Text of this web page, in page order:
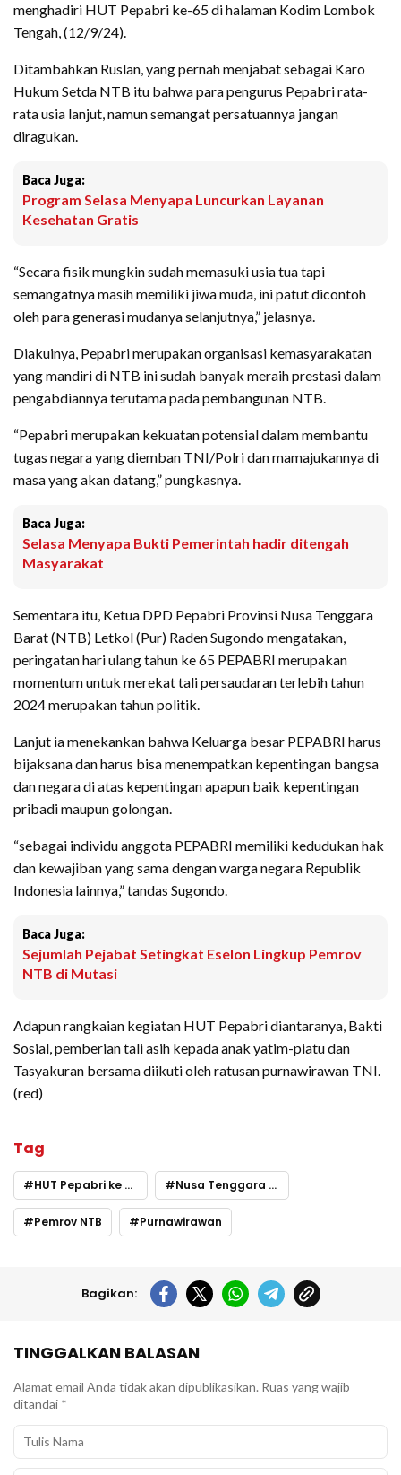
menghadiri HUT Pepabri ke-65 di halaman Kodim Lombok
Tengah, (12/9/24).
Ditambahkan Ruslan, yang pernah menjabat sebagai Karo
Hukum Setda NTB itu bahwa para pengurus Pepabri rata-
rata usia lanjut, namun semangat persatuannya jangan
diragukan.
Baca Juga:
Program Selasa Menyapa Luncurkan Layanan
Kesehatan Gratis
“Secara fisik mungkin sudah memasuki usia tua tapi
semangatnya masih memiliki jiwa muda, ini patut dicontoh
oleh para generasi mudanya selanjutnya,” jelasnya.
Diakuinya, Pepabri merupakan organisasi kemasyarakatan
yang mandiri di NTB ini sudah banyak meraih prestasi dalam
pengabdiannya terutama pada pembangunan NTB.
“Pepabri merupakan kekuatan potensial dalam membantu
tugas negara yang diemban TNI/Polri dan mamajukannya di
masa yang akan datang,” pungkasnya.
Baca Juga:
Selasa Menyapa Bukti Pemerintah hadir ditengah
Masyarakat
Sementara itu, Ketua DPD Pepabri Provinsi Nusa Tenggara
Barat (NTB) Letkol (Pur) Raden Sugondo mengatakan,
peringatan hari ulang tahun ke 65 PEPABRI merupakan
momentum untuk merekat tali persaudaran terlebih tahun
2024 merupakan tahun politik.
Lanjut ia menekankan bahwa Keluarga besar PEPABRI harus
bijaksana dan harus bisa menempatkan kepentingan bangsa
dan negara di atas kepentingan apapun baik kepentingan
pribadi maupun golongan.
“sebagai individu anggota PEPABRI memiliki kedudukan hak
dan kewajiban yang sama dengan warga negara Republik
Indonesia lainnya,” tandas Sugondo.
Baca Juga:
Sejumlah Pejabat Setingkat Eselon Lingkup Pemrov
NTB di Mutasi
Adapun rangkaian kegiatan HUT Pepabri diantaranya, Bakti
Sosial, pemberian tali asih kepada anak yatim-piatu dan
Tasyakuran bersama diikuti oleh ratusan purnawirawan TNI.
(red)
Tag
HUT Pepabri ke 65 Nusa Tenggara Barat
Pemrov NTB Purnawirawan
Bagikan:
TINGGALKAN BALASAN
Alamat email Anda tidak akan dipublikasikan. Ruas yang wajib
ditandai *